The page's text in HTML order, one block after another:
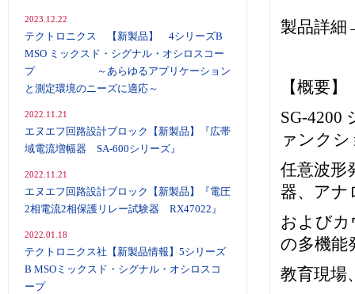
2023.12.22
テクトロニクス 【新製品】 4シリーズB
MSO ミックスド・シグナル・オシロスコー
プ ～あらゆるアプリケーション
と測定環境のニーズに適応～
2022.11.21
エヌエフ回路設計ブロック【新製品】『広帯
域電流増幅器 SA-600シリーズ』
2022.11.21
エヌエフ回路設計ブロック【新製品】『電圧
2相電流2相保護リレー試験器 RX47022』
2022.01.18
テクトロニクス社【新製品情報】5シリーズ
B MSOミックスド・シグナル・オシロスコ
ープ
製品詳
【概要】
SG-4200
ァンク
任意波形
器、アナ
およびカ
の多機能
教育現場